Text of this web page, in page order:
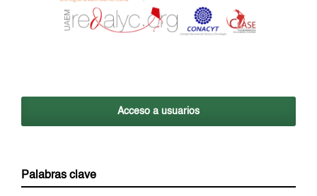
Acceso a usuarios
Palabras clave